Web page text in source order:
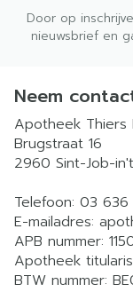
Door op
nieuwsbrief en
Neem
Apotheek Thiers
Brugstraat 16
2960 Sint-Job-
Telefoon: 03 636
E-mailadres:
APB nummer:
Apotheek
BTW nummer: